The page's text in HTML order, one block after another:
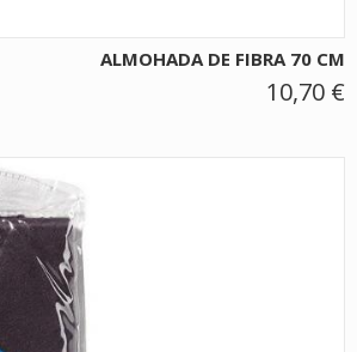
ALMOHADA DE FIBRA 70 CM
10,70 €